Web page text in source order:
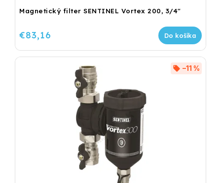
Magnetický filter SENTINEL Vortex 200, 3/4"
€83,16 Do košíka
–11 %